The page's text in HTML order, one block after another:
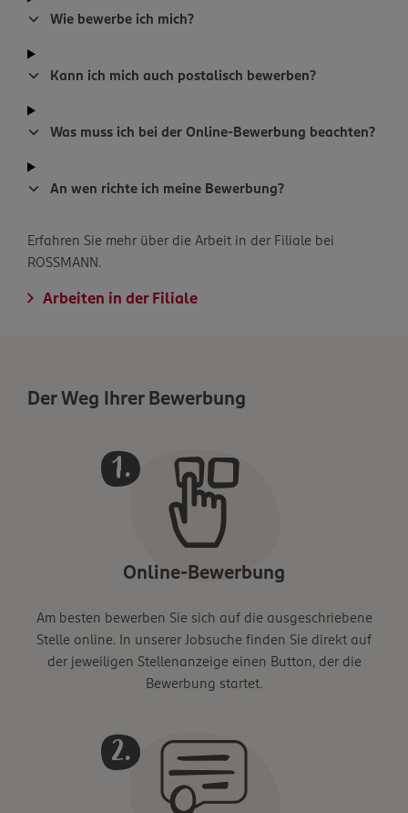
Wie bewerbe ich mich?
Kann ich mich auch postalisch bewerben?
Was muss ich bei der Online-Bewerbung beachten?
An wen richte ich meine Bewerbung?
Erfahren Sie mehr über die Arbeit in der Filiale bei
ROSSMANN.
Arbeiten in der Filiale
Der Weg Ihrer Bewerbung
Online-Bewerbung
Am besten bewerben Sie sich auf die ausgeschriebene
Stelle online. In unserer Jobsuche finden Sie direkt auf
der jeweiligen Stellenanzeige einen Button, der die
Bewerbung startet.